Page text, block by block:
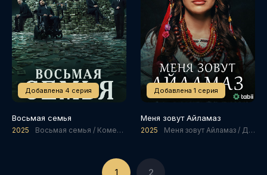
Добавлена 4 серия
Восьмая семья
2025 Восьмая семья / Комедии / Криминал
Добавлена 1 серия
Меня зовут Айламаз
2025 Меня зовут Айламаз / Драмы / Мелодрамы / Комедии
1 2